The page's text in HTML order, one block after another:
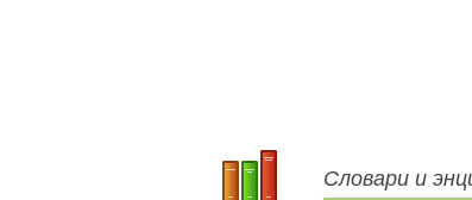
Словари и